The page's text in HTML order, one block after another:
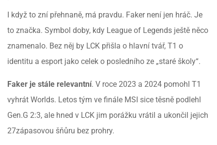
I když to zní přehnaně, má pravdu. Faker není jen hráč. Je
to značka. Symbol doby, kdy League of Legends ještě něco
znamenalo. Bez něj by LCK přišla o hlavní tvář, T1 o
identitu a esport jako celek o posledního ze „staré školy“.
Faker je stále relevantní. V roce 2023 a 2024 pomohl T1
vyhrát Worlds. Letos tým ve finále MSI sice těsně podlehl
Gen.G 2:3, ale hned v LCK jim porážku vrátil a ukončil jejich
27zápasovou šňůru bez prohry.